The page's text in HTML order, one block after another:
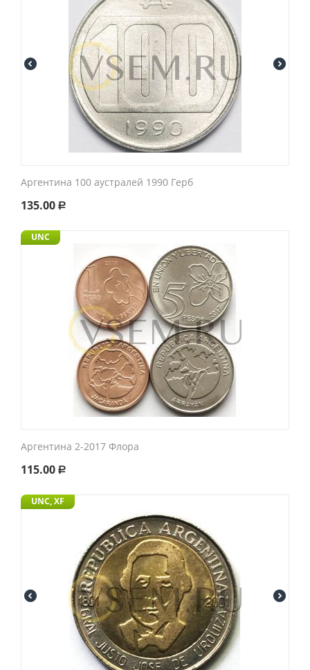
Аргентина 100 аустралей 1990 Герб
135.00 Р
UNC
Аргентина 2-2017 Флора
115.00 Р
UNC, XF